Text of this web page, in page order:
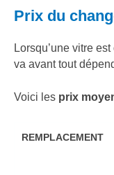
Prix du
Lorsqu’une vitre
va avant tout
Voici les prix
REMPLACEMENT